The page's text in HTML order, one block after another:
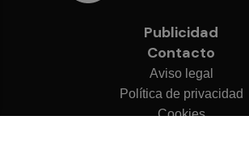
Publicidad
Contacto
Aviso legal
Política de privacidad
Cookies